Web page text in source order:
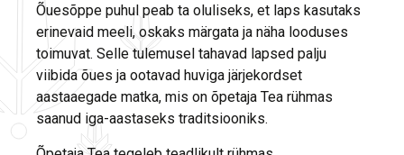
Õuesõppe puhul peab ta oluliseks, et laps kasutaks
erinevaid meeli, oskaks märgata ja näha looduses
toimuvat. Selle tulemusel tahavad lapsed palju
viibida õues ja ootavad huviga järjekordset
aastaaegade matka, mis on õpetaja Tea rühmas
saanud iga-aastaseks traditsiooniks.